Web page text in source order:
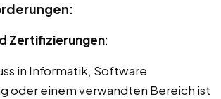
Zertifizierungen:
in Informatik, Software
oder einem verwandten Bereich ist